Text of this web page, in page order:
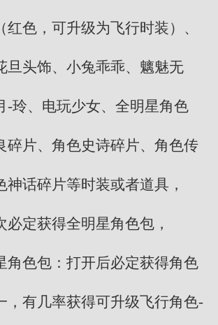
红色，可升级为飞行时装）、
旦头饰、小兔乖乖、魑魅无
-玲、电玩少女、全明星角色
碎片、角色史诗碎片、角色传
神话碎片等时装或者道具，
必定获得全明星角色包，
角色包：打开后必定获得角色
，有几率获得可升级飞行角色-